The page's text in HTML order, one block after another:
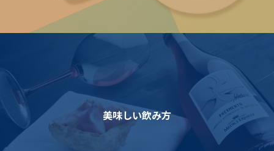
美味しい飲み方